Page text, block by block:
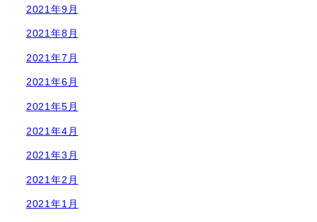
2021年9月
2021年8月
2021年7月
2021年6月
2021年5月
2021年4月
2021年3月
2021年2月
2021年1月